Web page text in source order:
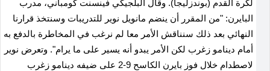
لكرة القدم (بوندزليجا). وقال البلجيكي فينسنت كومباني، مدرب
البايرن: "من المقرر أن ينضم مانويل نوير للتدريبات وسنتخذ قرارنا
النهائي بعد ذلك سنناقش الأمر معا لم نرغب في المخاطرة بالدفع به
أمام دينامو زغرب لكن الأمر يبدو أنه يسير على ما يرام". وتعرض نوير
لاصطدام خلال فوز بايرن الكاسح 9-2 على ضيفه دينامو زغرب